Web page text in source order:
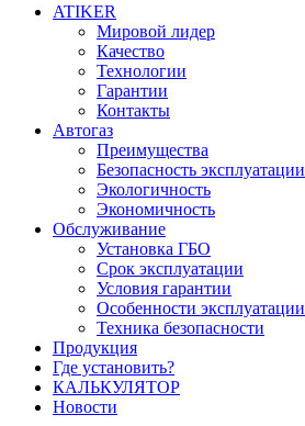
ATIKER
Мировой лидер
Качество
Технологии
Гарантии
Контакты
Автогаз
Преимущества
Безопасность эксплуатации
Экологичность
Экономичность
Обслуживание
Установка ГБО
Срок эксплуатации
Условия гарантии
Особенности эксплуатации
Техника безопасности
Продукция
Где установить?
КАЛЬКУЛЯТОР
Новости